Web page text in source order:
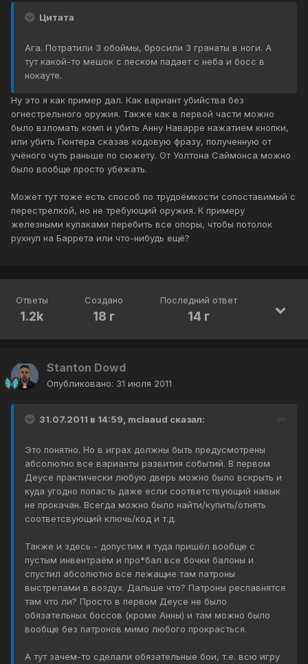
Цитата
Ага. Потратили 3 обоймы, бросили 3 гранаты в ноги. А
тут какой-то мешок с песком падает с неба и босс в
нокауте.
Ну это я как пример дал. Как вариант убийства без
огнестрельного оружия. Также как в первой части можно
было взломать комп и убить Анну Наварре нажатием кнопки,
или убить Гюнтера сказав кодовую фразу, полученную от
учёного чуть раньше по сюжету. От Уолтона Саймонса можно
было вообще просто убежать.
Может тут тоже есть способ по трудоёмкости сопоставимый с
перестрелкой, но не требующий оружия. К примеру
железными кулаками перебить все опоры, чтобы потолок
рухнул на Баррета или что-нибудь ещё?
Ответы
1.2k
Создано
18 г
Последний ответ
14 г
Stanton Dowd
Опубликовано: 31 июля 2011
31.07.2011 в 14:59, mclaaud сказал:
Это понятно. Но в играх должны быть предусмотрены
абсолютно все варианты развития событий. В первом
Деусе практически любую дверь можно было вскрыть и
куда угодно попасть даже если соответствующий навык
не прокачан. Всегда можно было найти/купить/отнять
соответсвующий ключь/код и т.д.
Также и здесь - допустим я туда пришёл вообще с
пустым инвентраём и про*бал все бочки балоны и
спустил абсолютно все лежащие там патроны
выстрелами в воздух. Дальше что? Патроны респавнятся
там что ли? Просто в первом Деусе не было
обязательных боссов (кроме Анны) и там можно было
вообще без патронов мимо любого прокрасться.
А тут зачем-то сделали обязательные бои, т.е. всю игру